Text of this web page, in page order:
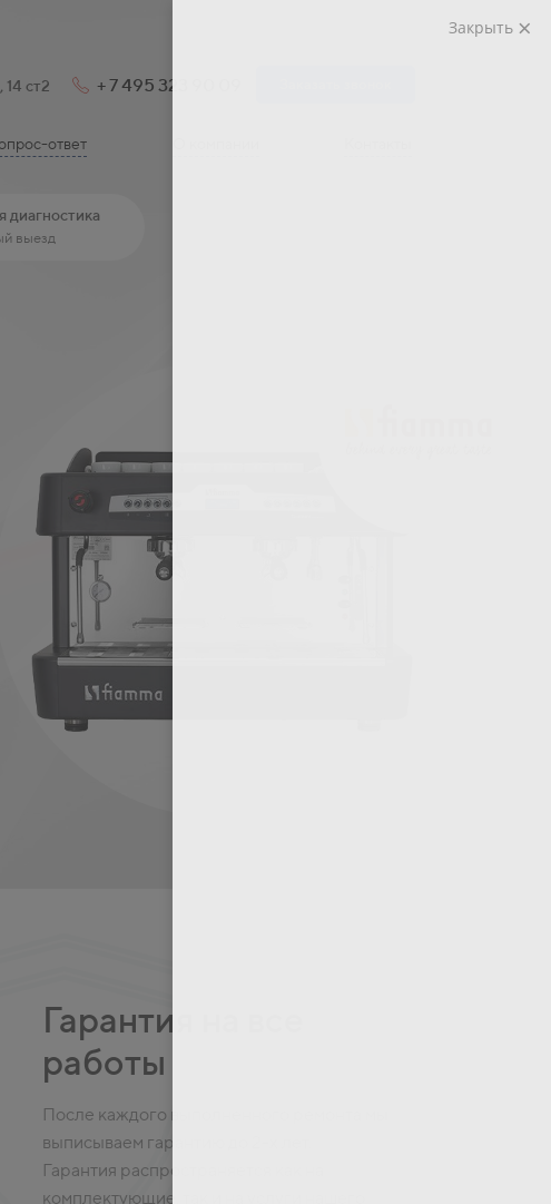
выезд
диагностика
ст2 + 7 495 323 90 09
ответ
Гарантия на все
работы
После каждого выполненного ремонта мы
выписываем гарантию до 2-х лет.
Гарантия распространяется как на
комплектующие, так и на услуги нашего
Закрыть